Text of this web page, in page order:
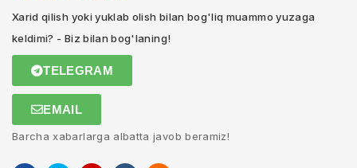
Xarid qilish yoki yuklab olish bilan bog'liq muammo yuzaga
keldimi? - Biz bilan bog'laning!
TELEGRAM
EMAIL
Barcha xabarlarga albatta javob beramiz!